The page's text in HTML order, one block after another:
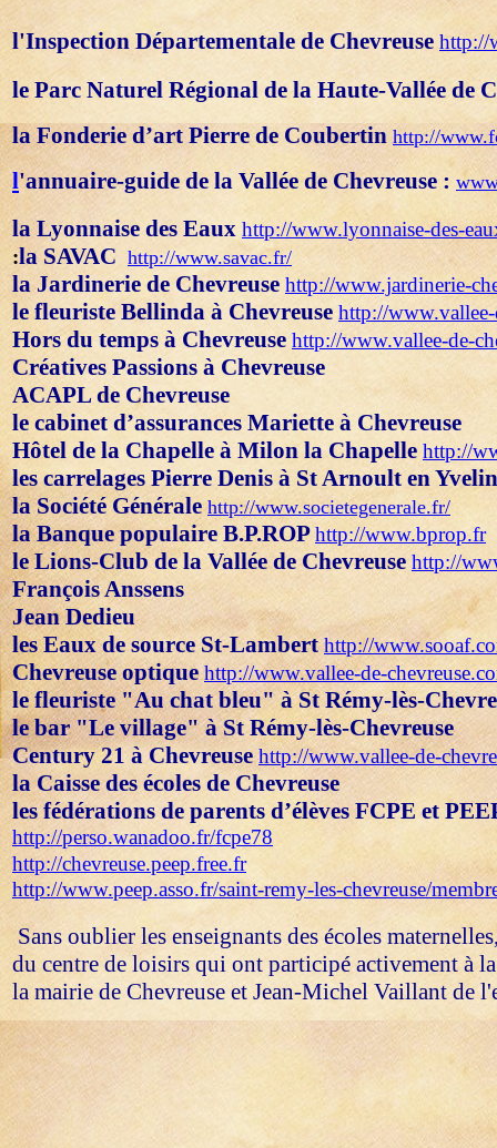
l'Inspection Départementale de Chevreuse http://
le Parc Naturel Régional de la Haute-Vallée de
la Fonderie d’art Pierre de Coubertin http://
l'annuaire-guide de la Vallée de Chevreuse :
la Lyonnaise des Eaux http://www.lyonnaise-des-
:la SAVAC http://www.savac.fr/
la Jardinerie de Chevreuse http://www.jardinerie-
le fleuriste Bellinda à Chevreuse http://
Hors du temps à Chevreuse http://www.vallee-de-
Créatives Passions à Chevreuse
ACAPL de Chevreuse
le cabinet d’assurances Mariette à Chevreuse
Hôtel de la Chapelle à Milon la Chapelle http://
les carrelages Pierre Denis à St Arnoult en
la Société Générale http://www.societegenerale.fr/
la Banque populaire B.P.ROPhttp://www.bprop.fr
le Lions-Club de la Vallée de Chevreuse http://
François Anssens
Jean Dedieu
les Eaux de source St-Lamberthttp://
Chevreuse optiquehttp://www.vallee-de-
le fleuriste "Au chat bleu" àSt Rémy-lès-
le bar "Le village" àSt Rémy-lès-Chevreuse
Century 21 à Chevreusehttp://www.vallee-de-
la Caisse des écoles de Chevreuse
les fédérations de parents d’élèves FCPE et
http://perso.wanadoo.fr/fcpe78
http://chevreuse.peep.free.fr
http://www.peep.asso.fr/saint-remy-les-chevreuse/
Sans oublier les enseignants des écoles
du centre de loisirs qui ont participé activement à
la mairie de Chevreuse et Jean-Michel Vaillant de